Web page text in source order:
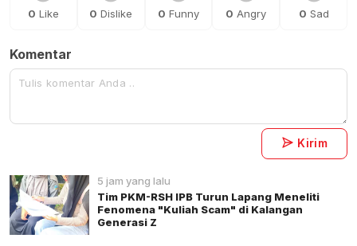
0 Like 0 Dislike 0 Funny 0 Angry 0 Sad
Komentar
Kirim
5 jam yang lalu
Tim PKM-RSH IPB Turun Lapang Meneliti
Fenomena "Kuliah Scam" di Kalangan
Generasi Z